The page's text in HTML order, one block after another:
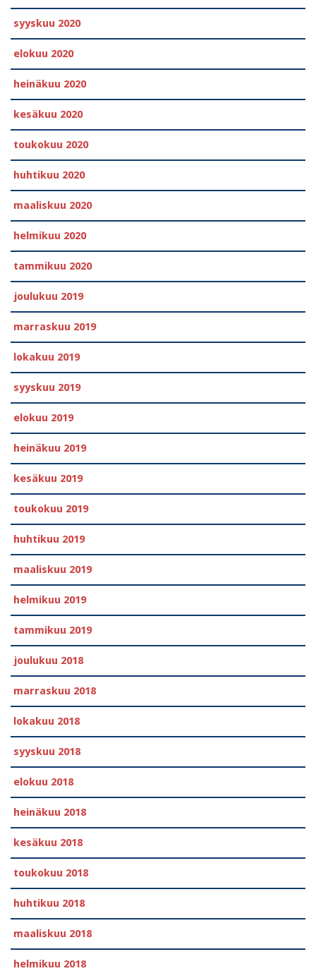
syyskuu 2020
elokuu 2020
heinäkuu 2020
kesäkuu 2020
toukokuu 2020
huhtikuu 2020
maaliskuu 2020
helmikuu 2020
tammikuu 2020
joulukuu 2019
marraskuu 2019
lokakuu 2019
syyskuu 2019
elokuu 2019
heinäkuu 2019
kesäkuu 2019
toukokuu 2019
huhtikuu 2019
maaliskuu 2019
helmikuu 2019
tammikuu 2019
joulukuu 2018
marraskuu 2018
lokakuu 2018
syyskuu 2018
elokuu 2018
heinäkuu 2018
kesäkuu 2018
toukokuu 2018
huhtikuu 2018
maaliskuu 2018
helmikuu 2018